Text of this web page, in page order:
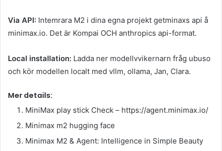
Via API: Intemrara M2 i dina egna projekt getminaxs api å
minimax.io. Det är Kompai OCH anthropics api-format.
Local installation: Ladda ner modellvvikernarn fråg ubuso
och kör modellen localt med vllm, ollama, Jan, Clara.
Mer details:
MiniMax play stick Check – https://agent.minimax.io/
Minimax m2 hugging face
Minimax M2 & Agent: Intelligence in Simple Beauty